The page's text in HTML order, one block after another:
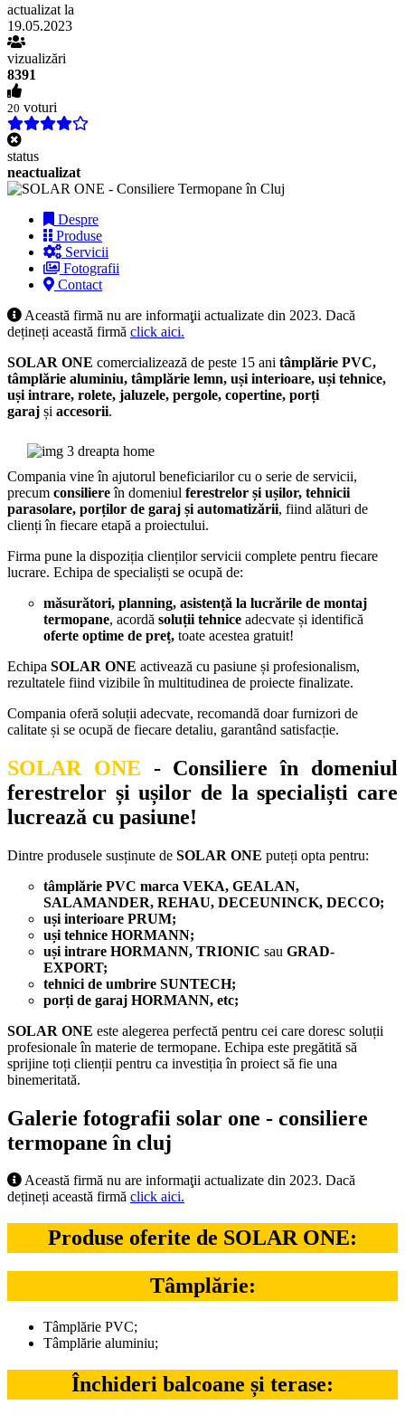
actualizat la
19.05.2023
vizualizări
8391
20 voturi
status
neactualizat
Despre
Produse
Servicii
Fotografii
Contact
Această firmă nu are informaţii actualizate din 2023. Dacă
dețineți această firmă click aici.
SOLAR ONE comercializează de peste 15 ani tâmplărie PVC,
tâmplărie aluminiu, tâmplărie lemn, uși interioare, uși tehnice,
uși intrare, rolete, jaluzele, pergole, copertine, porți
garaj și accesorii.
Compania vine în ajutorul beneficiarilor cu o serie de servicii,
precum consiliereîn domeniul ferestrelor și ușilor, tehnicii
parasolare, porților de garaj și automatizării, fiind alături de
clienți în fiecare etapă a proiectului.
Firma pune la dispoziția clienților servicii complete pentru fiecare
lucrare. Echipa de specialiști se ocupă de:
măsurători, planning, asistență la lucrările de montaj
termopane, acordă soluții tehnice adecvate și identifică
oferte optime de preț, toate acestea gratuit!
Echipa SOLAR ONE activează cu pasiune și profesionalism,
rezultatele fiind vizibile în multitudinea de proiecte finalizate.
Compania oferă soluții adecvate, recomandă doar furnizori de
calitate și se ocupă de fiecare detaliu, garantând satisfacție.
SOLAR ONE - Consiliere în domeniul
ferestrelor și ușilor de la specialiști care
lucrează cu pasiune!
Dintre produsele susținute de SOLAR ONE puteți opta pentru:
tâmplărie PVC marca VEKA, GEALAN,
SALAMANDER, REHAU, DECEUNINCK, DECCO;
uși interioare PRUM;
uși tehnice HORMANN;
uși intrare HORMANN, TRIONIC sau GRAD-
EXPORT;
tehnici de umbrire SUNTECH;
porți de garaj HORMANN, etc;
SOLAR ONE este alegerea perfectă pentru cei care doresc soluții
profesionale în materie de termopane. Echipa este pregătită să
sprijine toți clienții pentru ca investiția în proiect să fie una
binemeritată.
Galerie fotografii solar one - consiliere
termopane în cluj
Această firmă nu are informaţii actualizate din 2023. Dacă
dețineți această firmă click aici.
Produse oferite de SOLAR ONE:
Tâmplărie:
Tâmplărie PVC;
Tâmplărie aluminiu;
Închideri balcoane și terase: